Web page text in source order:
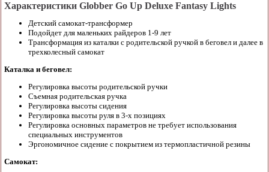
Характеристики Globber Go Up Deluxe Fantasy Lights
Детский самокат-трансформер
Подойдет для маленьких райдеров 1-9 лет
Трансформация из каталки с родительской ручкой в беговел и далее в
трехколесный самокат
Каталка и беговел:
Регулировка высоты родительской ручки
Съемная родительская ручка
Регулировка высоты сидения
Регулировка высоты руля в 3-х позициях
Регулировка основных параметров не требует использования
специальных инструментов
Эргономичное сидение с покрытием из термопластичной резины
Самокат: